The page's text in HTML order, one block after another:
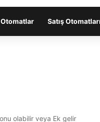
Satış Otomatları
olabilir veya Ek gelir